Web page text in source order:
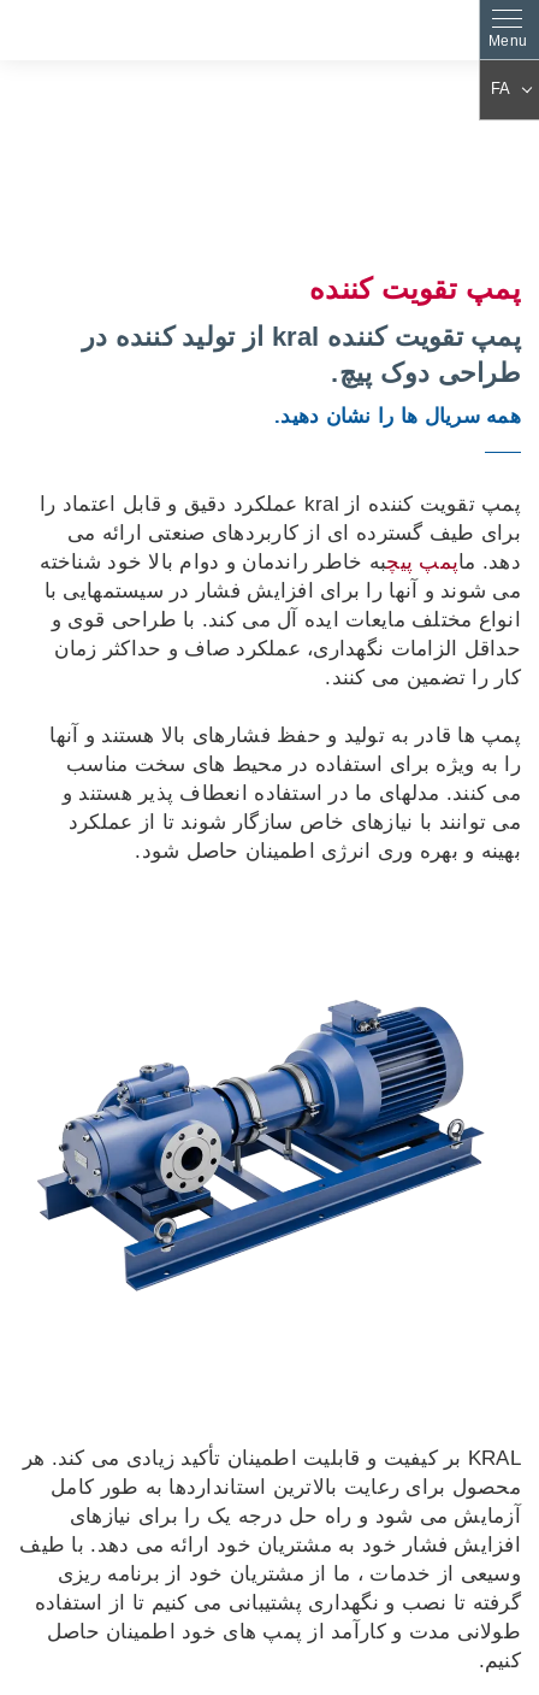
TR
HU
FA
NL
FI
SK
BG
SL
ET
LT
LV
ID
پمپ تقویت کننده
پمپ تقویت کننده kral از تولید کننده در
طراحی دوک پیچ.
همه سریال ها را نشان دهید.
پمپ تقویت کننده از kral عملکرد دقیق و قابل اعتماد را
برای طیف گسترده ای از کاربردهای صنعتی ارائه می
دهد. ماپمپ پیچبه خاطر راندمان و دوام بالا خود شناخته
می شوند و آنها را برای افزایش فشار در سیستمهایی با
انواع مختلف مایعات ایده آل می کند. با طراحی قوی و
حداقل الزامات نگهداری، عملکرد صاف و حداکثر زمان
کار را تضمین می کنند.
پمپ ها قادر به تولید و حفظ فشارهای بالا هستند و آنها
را به ویژه برای استفاده در محیط های سخت مناسب
می کنند. مدلهای ما در استفاده انعطاف پذیر هستند و
می توانند با نیازهای خاص سازگار شوند تا از عملکرد
بهینه و بهره وری انرژی اطمینان حاصل شود.
KRAL بر کیفیت و قابلیت اطمینان تأکید زیادی می کند. هر
محصول برای رعایت بالاترین استانداردها به طور کامل
آزمایش می شود و راه حل درجه یک را برای نیازهای
افزایش فشار خود به مشتریان خود ارائه می دهد. با طیف
وسیعی از خدمات ، ما از مشتریان خود از برنامه ریزی
گرفته تا نصب و نگهداری پشتیبانی می کنیم تا از استفاده
طولانی مدت و کارآمد از پمپ های خود اطمینان حاصل
کنیم.